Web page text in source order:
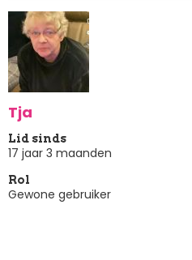
Tja
Lid sinds
17 jaar 3 maanden
Rol
Gewone gebruiker